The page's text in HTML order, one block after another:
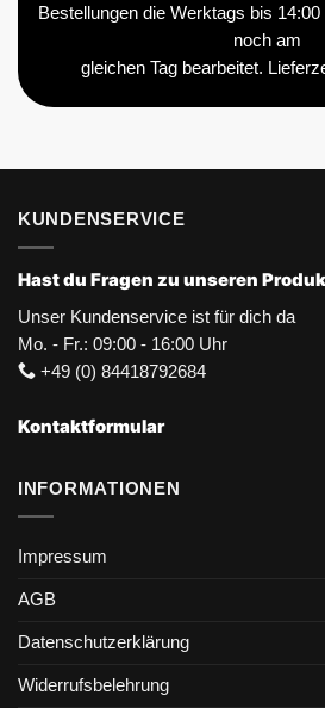
Bestellungen die Werktags bis
noch am
gleichen Tag bearbeitet.
KUNDENSERVICE
Hast du Fragen zu unseren
Unser Kundenservice ist für dich da
Mo. - Fr.: 09:00 - 16:00 Uhr
+49 (0) 84418792684
Kontaktformular
INFORMATIONEN
Impressum
AGB
Datenschutzerklärung
Widerrufsbelehrung